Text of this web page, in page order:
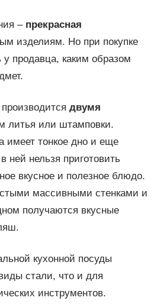
– прекрасная
изделиям. Но при покупке
у продавца, каким образом
двумя
литья или штамповки.
имеет тонкое дно и еще
ней нельзя приготовить
вкусное и полезное блюдо.
массивными стенками и
получаются вкусные
кухонной посуды
стали, что и для
инструментов.